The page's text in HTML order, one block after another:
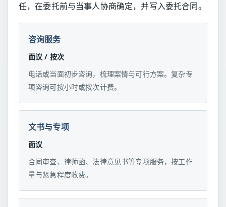
任，在委托前与当事人协商确定，并写入委托合同。
咨询服务
面议 / 按次
电话或当面初步咨询，梳理案情与可行方案。复杂专
项咨询可按小时或按次计费。
文书与专项
面议
合同审查、律师函、法律意见书等专项服务，按工作
量与紧急程度收费。